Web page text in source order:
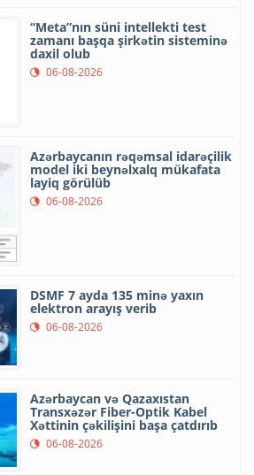
“Meta”nın süni intellekti test
zamanı başqa şirkətin sisteminə
daxil olub
06-08-2026
Azərbaycanın rəqəmsal idarəçilik
model iki beynəlxalq mükafata
layiq görülüb
06-08-2026
DSMF 7 ayda 135 minə yaxın
elektron arayış verib
06-08-2026
Azərbaycan və Qazaxıstan
Transxəzər Fiber-Optik Kabel
Xəttinin çəkilişini başa çatdırıb
06-08-2026